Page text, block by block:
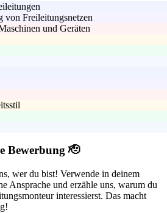
von Freileitungsnetzen
und Geräten
Bewerbung 🫡
wer du bist! Verwende in deinem
Ansprache und erzähle uns, warum du
interessierst. Das macht